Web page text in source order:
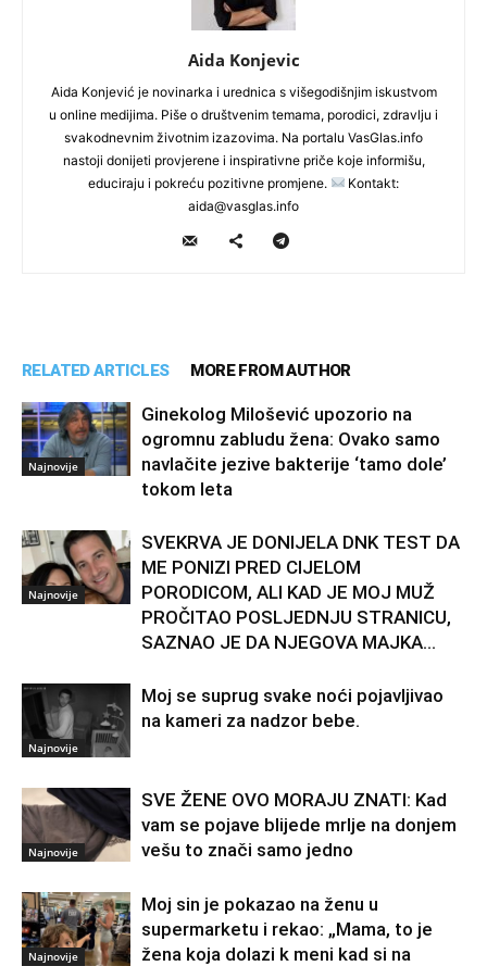
Aida Konjevic
Aida Konjević je novinarka i urednica s višegodišnjim iskustvom
u online medijima. Piše o društvenim temama, porodici, zdravlju i
svakodnevnim životnim izazovima. Na portalu VasGlas.info
nastoji donijeti provjerene i inspirativne priče koje informišu,
educiraju i pokreću pozitivne promjene.
Kontakt:
aida@vasglas.info
RELATED ARTICLES MORE FROM AUTHOR
Najnovije
Ginekolog Milošević upozorio na
ogromnu zabludu žena: Ovako samo
navlačite jezive bakterije ‘tamo dole’
tokom leta
Najnovije
SVEKRVA JE DONIJELA DNK TEST DA
ME PONIZI PRED CIJELOM
PORODICOM, ALI KAD JE MOJ MUŽ
PROČITAO POSLJEDNJU STRANICU,
SAZNAO JE DA NJEGOVA MAJKA...
Najnovije
Moj se suprug svake noći pojavljivao
na kameri za nadzor bebe.
Najnovije
SVE ŽENE OVO MORAJU ZNATI: Kad
vam se pojave blijede mrlje na donjem
vešu to znači samo jedno
Najnovije
Moj sin je pokazao na ženu u
supermarketu i rekao: „Mama, to je
žena koja dolazi k meni kad si na